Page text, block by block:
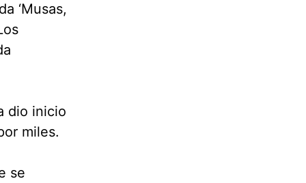
‘Musas,
dio inicio
miles.
se